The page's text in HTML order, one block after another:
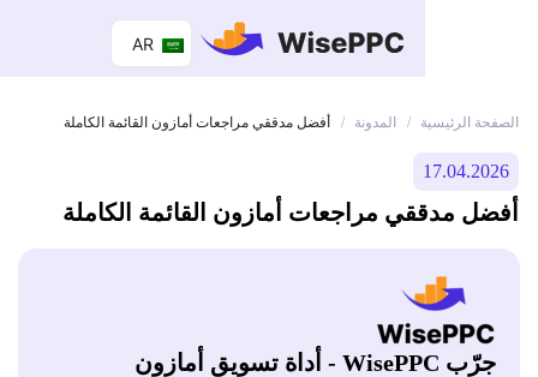
AR
الرئيسية / المدونة أفضل مدققي مراجعات أمازون القائمة الكاملة
مدققي مراجعات أمازون القائمة الكاملة